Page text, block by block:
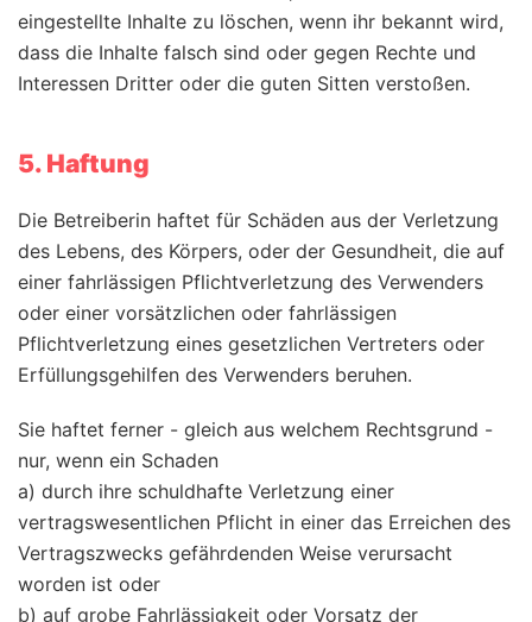
eingestellte Inhalte zu löschen, wenn ihr bekannt wird,
dass die Inhalte falsch sind oder gegen Rechte und
Interessen Dritter oder die guten Sitten verstoßen.
5. Haftung
Die Betreiberin haftet für Schäden aus der Verletzung
des Lebens, des Körpers, oder der Gesundheit, die auf
einer fahrlässigen Pflichtverletzung des Verwenders
oder einer vorsätzlichen oder fahrlässigen
Pflichtverletzung eines gesetzlichen Vertreters oder
Erfüllungsgehilfen des Verwenders beruhen.
Sie haftet ferner - gleich aus welchem Rechtsgrund -
nur, wenn ein Schaden
a) durch ihre schuldhafte Verletzung einer
vertragswesentlichen Pflicht in einer das Erreichen des
Vertragszwecks gefährdenden Weise verursacht
worden ist oder
b) auf grobe Fahrlässigkeit oder Vorsatz der